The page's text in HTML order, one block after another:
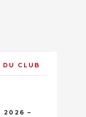
DU CLUB
2026 –